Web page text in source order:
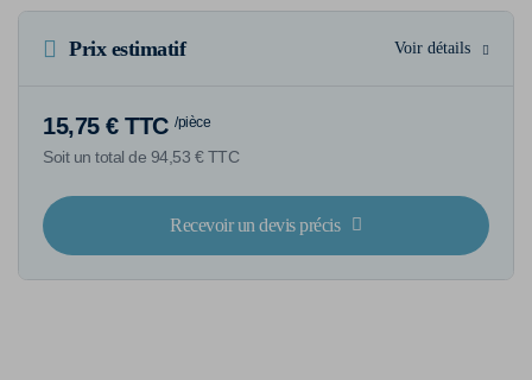
Prix estimatif Voir détails
15,75 € TTC /pièce
Soit un total de 94,53 € TTC
Recevoir un devis précis